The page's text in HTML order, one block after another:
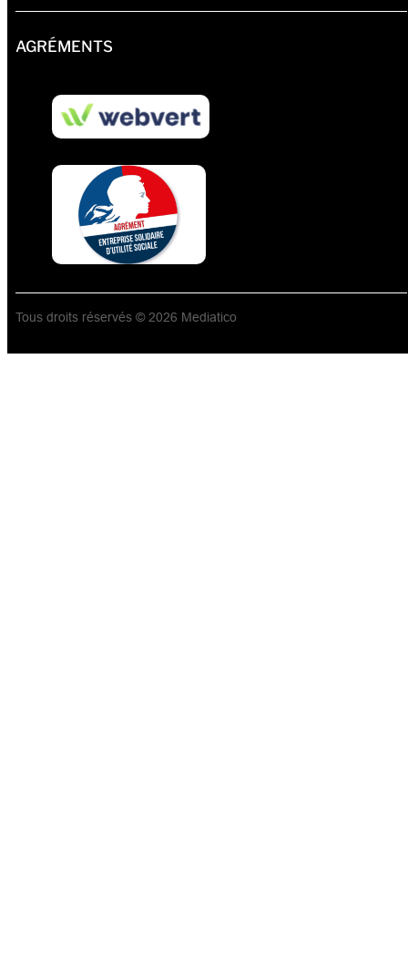
AGRÉMENTS
Tous droits réservés © 2026 Mediatico